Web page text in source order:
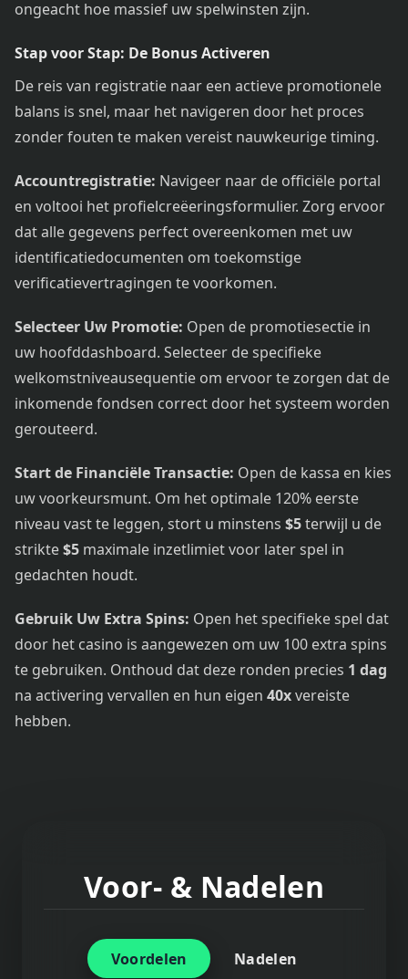
ongeacht hoe massief uw spelwinsten zijn.
Stap voor Stap: De Bonus Activeren
De reis van registratie naar een actieve promotionele
balans is snel, maar het navigeren door het proces
zonder fouten te maken vereist nauwkeurige timing.
Accountregistratie: Navigeer naar de officiële portal
en voltooi het profielcreëeringsformulier. Zorg ervoor
dat alle gegevens perfect overeenkomen met uw
identificatiedocumenten om toekomstige
verificatievertragingen te voorkomen.
Selecteer Uw Promotie: Open de promotiesectie in
uw hoofddashboard. Selecteer de specifieke
welkomstniveausequentie om ervoor te zorgen dat de
inkomende fondsen correct door het systeem worden
gerouteerd.
Start de Financiële Transactie: Open de kassa en kies
uw voorkeursmunt. Om het optimale 120% eerste
niveau vast te leggen, stort u minstens $5terwijl u de
strikte$5 maximale inzetlimiet voor later spel in
gedachten houdt.
Gebruik Uw Extra Spins: Open het specifieke spel dat
door het casino is aangewezen om uw 100 extra spins
te gebruiken. Onthoud dat deze ronden precies 1 dag
na activering vervallen en hun eigen 40xvereiste
hebben.
Voor- & Nadelen
Voordelen Nadelen